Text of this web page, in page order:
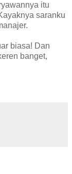
itu
saranku
biasa! Dan
banget,